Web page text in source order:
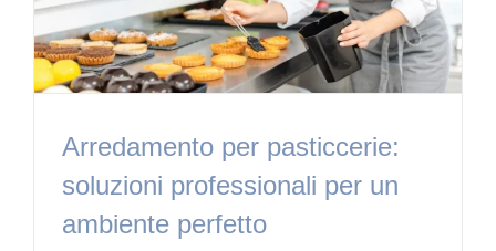
Arredamento per pasticcerie:
soluzioni professionali per un
ambiente perfetto